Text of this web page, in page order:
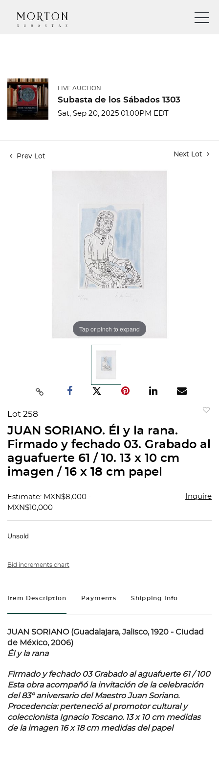
LIVE AUCTION
Subasta de los Sábados 1303
Sat, Sep 20, 2025 01:00PM EDT
Prev Lot Next Lot
Tap or pinch to expand
Lot 258
JUAN SORIANO. Él y la rana.
Firmado y fechado 03. Grabado al
aguafuerte 61 / 10. 13 x 10 cm
imagen / 16 x 18 cm papel
Estimate: MXN$8,000 -
MXN$10,000
Inquire
Unsold
Bid increments chart
Item Description Payments Shipping Info
JUAN SORIANO (Guadalajara, Jalisco, 1920 - Ciudad
de México, 2006)
Él y la rana
Firmado y fechado 03 Grabado al aguafuerte 61 / 100
Esta obra acompañó la invitación de la celebración
del 83° aniversario del Maestro Juan Soriano.
Procedencia: perteneció al promotor cultural y
coleccionista Ignacio Toscano. 13 x 10 cm medidas
de la imagen 16 x 18 cm medidas del papel